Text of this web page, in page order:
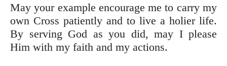
May your example encourage me to carry my
own Cross patiently and to live a holier life.
By serving God as you did, may I please
Him with my faith and my actions.